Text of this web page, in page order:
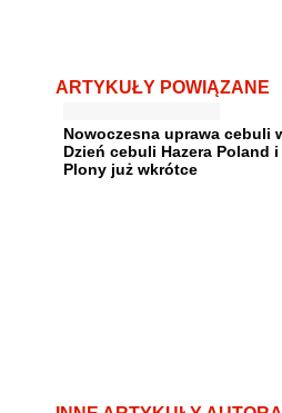
ARTYKUŁY POWIĄZANE
Nowoczesna uprawa cebuli
Dzień cebuli Hazera Poland
Plony już wkrótce